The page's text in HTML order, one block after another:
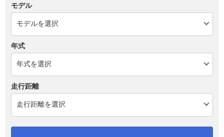
モデル
年式
走行距離